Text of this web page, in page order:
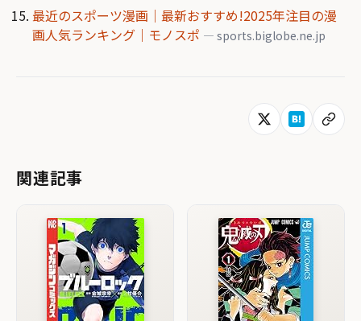
最近のスポーツ漫画｜最新おすすめ!2025年注目の漫
画人気ランキング｜モノスポ — sports.biglobe.ne.jp
関連記事